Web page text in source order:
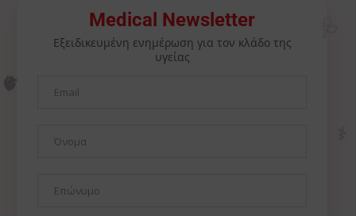
Medical Newsletter
Εξειδικευμένη ενημέρωση για τον κλάδο της
υγείας